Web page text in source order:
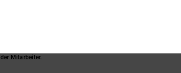
Mitarbeiter.